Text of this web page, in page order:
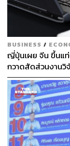
BUSINESS /
ญี่ปุ่นเผย จีน ขึ้นแท่
กวาดสัดส่วนงาน